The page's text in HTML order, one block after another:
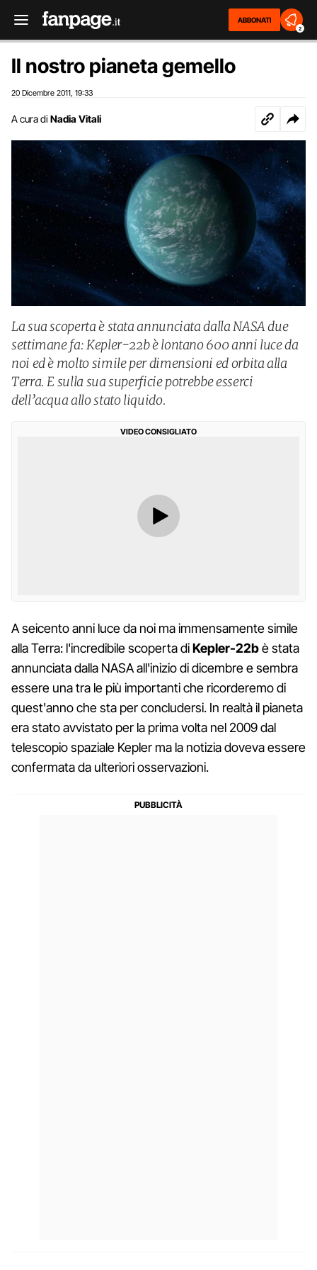
ABBONATI
2
Il nostro pianeta gemello
20 Dicembre 2011 19:33
A cura di Nadia Vitali
La sua scoperta è stata annunciata dalla NASA due
settimane fa: Kepler-22b è lontano 600 anni luce da
noi ed è molto simile per dimensioni ed orbita alla
Terra. E sulla sua superficie potrebbe esserci
dell’acqua allo stato liquido.
VIDEO CONSIGLIATO
A seicento anni luce da noi ma immensamente simile
alla Terra: l'incredibile scoperta diKepler-22bè stata
annunciata dalla NASA all'inizio di dicembre e sembra
essere una tra le più importanti che ricorderemo di
quest'anno che sta per concludersi. In realtà il pianeta
era stato avvistato per la prima volta nel 2009 dal
telescopio spaziale Kepler ma la notizia doveva essere
confermata da ulteriori osservazioni.